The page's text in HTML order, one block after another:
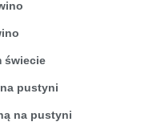
świecie
pustyni
na pustyni